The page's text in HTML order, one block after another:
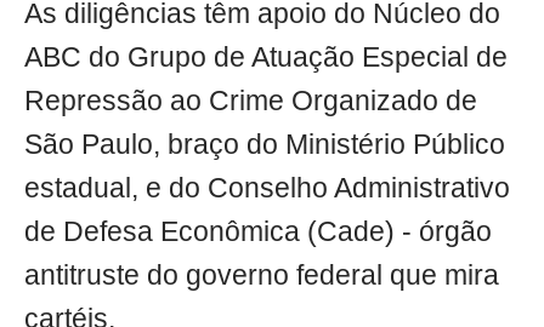
As diligências têm apoio do Núcleo do
ABC do Grupo de Atuação Especial de
Repressão ao Crime Organizado de
São Paulo, braço do Ministério Público
estadual, e do Conselho Administrativo
de Defesa Econômica (Cade) - órgão
antitruste do governo federal que mira
cartéis,